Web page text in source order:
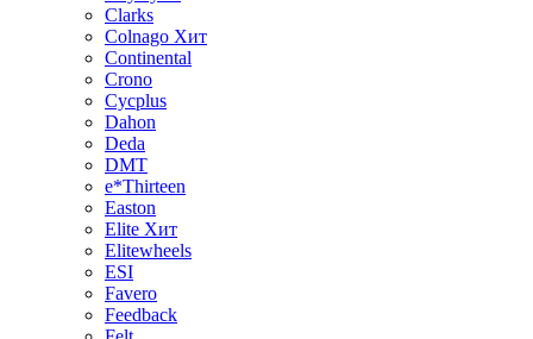
Clarks
Colnago Хит
Continental
Crono
Cycplus
Dahon
Deda
DMT
e*Thirteen
Easton
Elite Хит
Elitewheels
ESI
Favero
Feedback